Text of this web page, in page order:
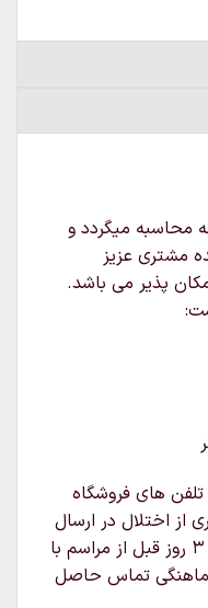
محاسبه میگردد و
مشتری عزیز
پذیر می باشد.
تلفن های فروشگاه
از اختلال در ارسال
ها و هماهنگی های لازم ، حداقل ۳ روز قبل از مراسم با
تماس حاصل